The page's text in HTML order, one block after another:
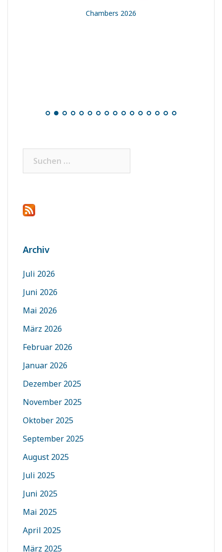
Chambers 2026
Archiv
Juli 2026
Juni 2026
Mai 2026
März 2026
Februar 2026
Januar 2026
Dezember 2025
November 2025
Oktober 2025
September 2025
August 2025
Juli 2025
Juni 2025
Mai 2025
April 2025
März 2025